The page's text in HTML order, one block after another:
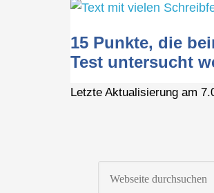
15 Punkte, die
Test untersucht
Letzte Aktualisierung am